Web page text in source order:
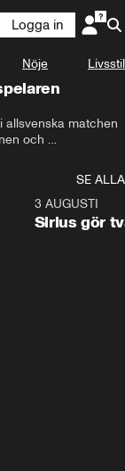
Logga in
Nöje Livsstil
allsvenska matchen
och
SE ALLA
3 AUGUSTI
Sirius gör